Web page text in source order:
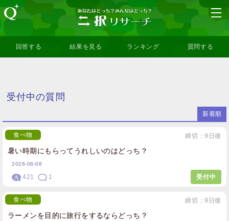
回答する 結果を見る ランキング 質問する
受付中の質問
新着順
暑い時期にもらってうれしいのはどっち？
締切：9日後
食べ物
2026-08-08
421 1 受付中
ラーメンを目的に旅行をするならどっち？
締切：9日後
食べ物